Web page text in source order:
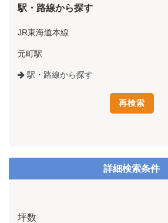
駅・路線から探す
JR東海道本線
元町駅
駅・路線から探す
詳細検索条件
坪数